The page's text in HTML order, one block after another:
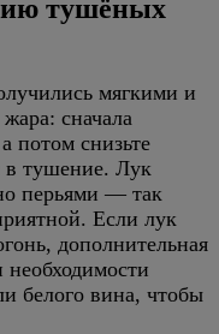
тушёных
мягкими и
сначала
потом снизьте
в тушение. Лук
перьями — так
Если лук
дополнительная
белого вина, чтобы